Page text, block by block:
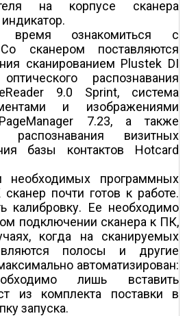
на корпусе сканера
время ознакомиться с
сканером поставляются
сканированием Plustek DI
распознавания
9.0 Sprint, система
и изображениями
7.23, а также
визитных
базы контактов Hotcard
необходимых программных
почти готов к работе.
калибровку. Ее необходимо
подключении сканера к ПК,
когда на сканируемых
полосы и другие
автоматизирован:
лишь вставить
из комплекта поставки в
запуска.